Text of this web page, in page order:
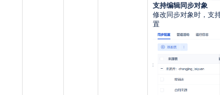
支持编辑同步对象
修改同步对象时，支
置